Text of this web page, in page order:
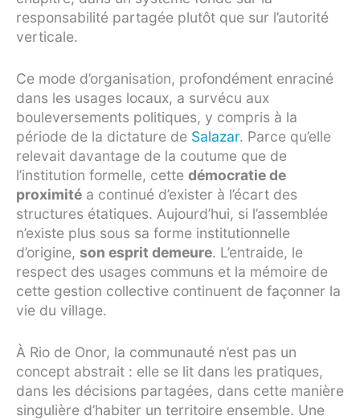
responsabilité partagée plutôt que sur l’autorité
verticale.
Ce mode d’organisation, profondément enraciné
dans les usages locaux, a survécu aux
bouleversements politiques, y compris à la
période de la dictature de Salazar. Parce qu’elle
relevait davantage de la coutume que de
l’institution formelle, cette démocratie de
proximité a continué d’exister à l’écart des
structures étatiques. Aujourd’hui, si l’assemblée
n’existe plus sous sa forme institutionnelle
d’origine, son esprit demeure. L’entraide, le
respect des usages communs et la mémoire de
cette gestion collective continuent de façonner la
vie du village.
À Rio de Onor, la communauté n’est pas un
concept abstrait : elle se lit dans les pratiques,
dans les décisions partagées, dans cette manière
singulière d’habiter un territoire ensemble. Une